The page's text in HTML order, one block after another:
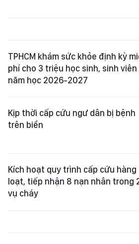
TPHCM khám sức khỏe định kỳ
phí cho 3 triệu học sinh, sinh
năm học 2026-2027
Kịp thời cấp cứu ngư dân bị bệnh
trên biển
Kích hoạt quy trình cấp cứu hàng
loạt, tiếp nhận 8 nạn nhân trong
vụ cháy